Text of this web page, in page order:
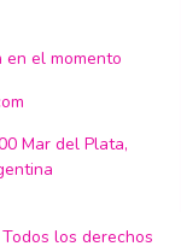
el momento
Mar del Plata,
los derechos